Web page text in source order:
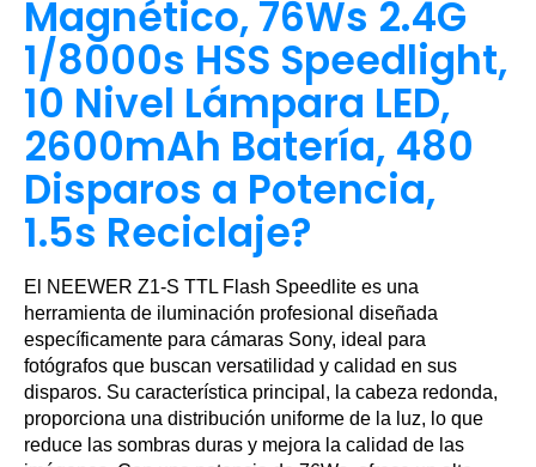
Magnético, 76Ws 2.4G
1/8000s HSS Speedlight,
10 Nivel Lámpara LED,
2600mAh Batería, 480
Disparos a Potencia,
1.5s Reciclaje?
El NEEWER Z1-S TTL Flash Speedlite es una
herramienta de iluminación profesional diseñada
específicamente para cámaras Sony, ideal para
fotógrafos que buscan versatilidad y calidad en sus
disparos. Su característica principal, la cabeza redonda,
proporciona una distribución uniforme de la luz, lo que
reduce las sombras duras y mejora la calidad de las